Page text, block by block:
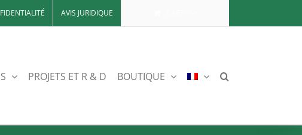
AVIS JURIDIQUE
PROJETS ET R & D BOUTIQUE